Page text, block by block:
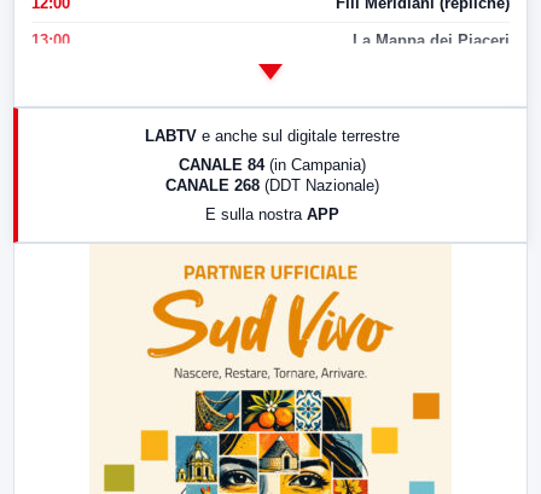
13:00 La Mappa dei Piaceri
LABTV e anche sul digitale terrestre
CANALE 84 (in Campania)
CANALE 268 (DDT Nazionale)
E sulla nostra APP